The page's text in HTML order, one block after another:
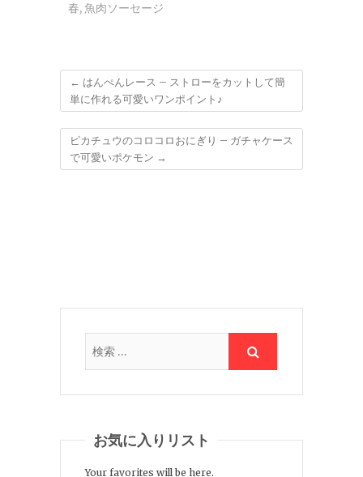
春,魚肉ソーセージ
← はんぺんレース – ストローをカットして簡
単に作れる可愛いワンポイント♪
ピカチュウのコロコロおにぎり – ガチャケース
で可愛いポケモン →
お気に入りリスト
Your favorites will be here.